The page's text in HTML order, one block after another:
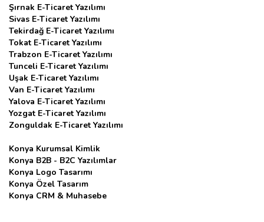
Şırnak E-Ticaret Yazılımı
Sivas E-Ticaret Yazılımı
Tekirdağ E-Ticaret Yazılımı
Tokat E-Ticaret Yazılımı
Trabzon E-Ticaret Yazılımı
Tunceli E-Ticaret Yazılımı
Uşak E-Ticaret Yazılımı
Van E-Ticaret Yazılımı
Yalova E-Ticaret Yazılımı
Yozgat E-Ticaret Yazılımı
Zonguldak E-Ticaret Yazılımı
Konya Kurumsal Kimlik
Konya B2B - B2C Yazılımlar
Konya Logo Tasarımı
Konya Özel Tasarım
Konya CRM & Muhasebe